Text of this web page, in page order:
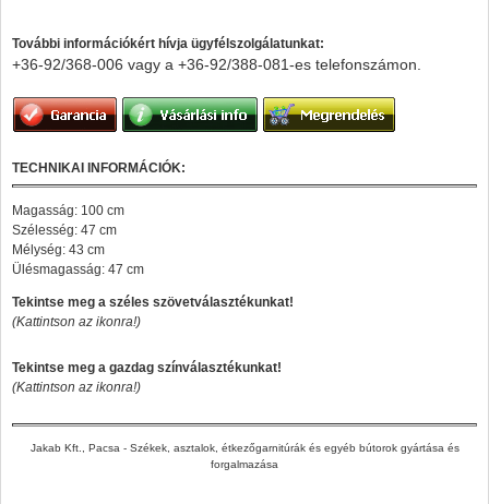
További információkért hívja ügyfélszolgálatunkat:
+36-92/368-006 vagy a +36-92/388-081-es telefonszámon.
TECHNIKAI INFORMÁCIÓK:
Magasság: 100 cm
Szélesség: 47 cm
Mélység: 43 cm
Ülésmagasság: 47 cm
Tekintse meg a széles szövetválasztékunkat!
(Kattintson az ikonra!)
Tekintse meg a gazdag színválasztékunkat!
(Kattintson az ikonra!)
Jakab Kft., Pacsa - Székek, asztalok, étkezőgarnitúrák és egyéb bútorok gyártása és
forgalmazása